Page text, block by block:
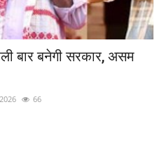
उचित मूल्य दुकानों के लिए...